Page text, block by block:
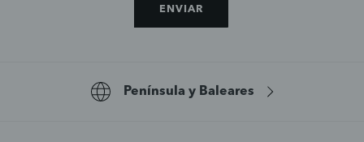
ENVIAR
Península y Baleares